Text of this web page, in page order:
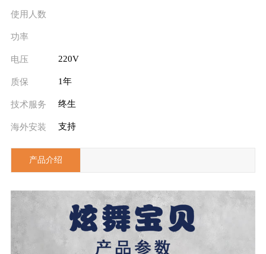
使用人数
功率
电压 220V
质保 1年
技术服务 终生
海外安装 支持
产品介绍